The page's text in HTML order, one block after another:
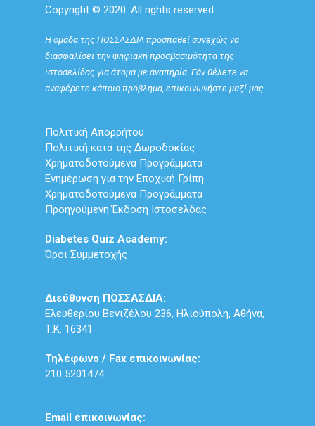
Copyright © 2020. All rights reserved.
Η ομάδα της ΠΟΣΣΑΣΔΙΑ προσπαθεί συνεχώς να
διασφαλίσει την ψηφιακή προσβασιμότητα της
ιστοσελίδας για άτομα με αναπηρία. Εάν θέλετε να
αναφέρετε κάποιο πρόβλημα, επικοινωνήστε μαζί μας.
Πολιτική Απορρήτου
Πολιτική κατά της Δωροδοκίας
Χρηματοδοτούμενα Προγράμματα
Ενημέρωση για την Εποχική Γρίπη
Χρηματοδοτούμενα Προγράμματα
Προηγούμενη Έκδοση Ιστοσελδας
Diabetes Quiz Academy:
Όροι Συμμετοχής
Διεύθυνση ΠΟΣΣΑΣΔΙΑ:
Ελευθερίου Βενιζέλου 236, Ηλιούπολη, Αθήνα,
Τ.Κ. 16341
Τηλέφωνο / Fax επικοινωνίας:
210 5201474
Email επικοινωνίας: